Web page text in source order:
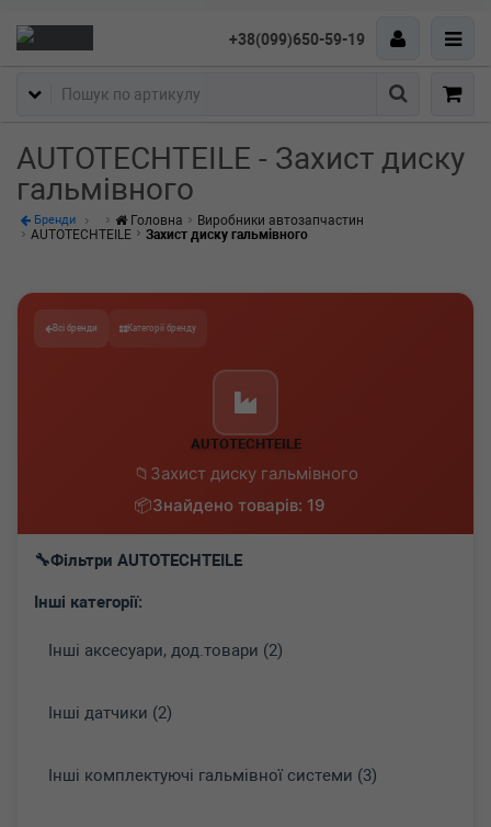
+38(099)650-59-19
Пошук
AUTOTECHTEILE - Захист диску
гальмівного
Бренди Головна
Виробники автозапчастин
AUTOTECHTEILE
Захист диску гальмівного
Всі бренди Категорії бренду
AUTOTECHTEILE
Захист диску гальмівного
Знайдено товарів: 19
Фільтри AUTOTECHTEILE
Інші категорії:
Інші аксесуари, дод.товари (2)
Інші датчики (2)
Інші комплектуючі гальмівної системи (3)